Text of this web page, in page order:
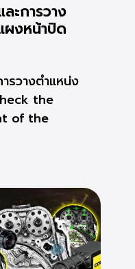
การวาง
งหน้าปัด
วางตำแหน่ง
the
of the